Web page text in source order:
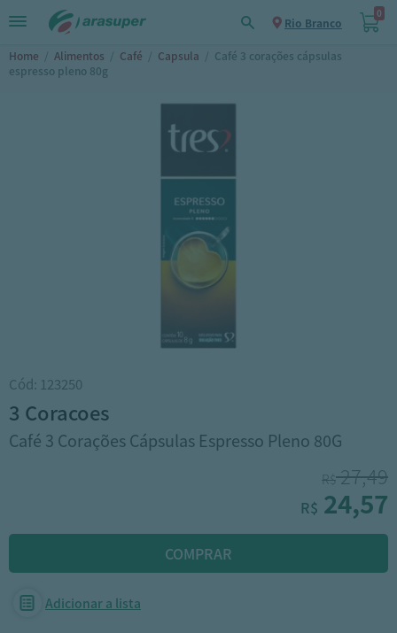
Rio Branco
0
Home / Alimentos / Café / Capsula / Café 3 corações cápsulas
espresso pleno 80g
Cód: 123250
3 coracoes
Café 3 Corações Cápsulas Espresso Pleno 80G
R$27,49
R$ 24,57
Adicionar a lista